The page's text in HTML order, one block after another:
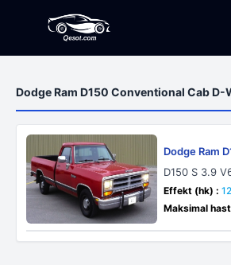
Dodge Ram D150 Conventional Cab D-
Dodge Ram
D150 S 3.9
Effekt (hk) :
Maksimal